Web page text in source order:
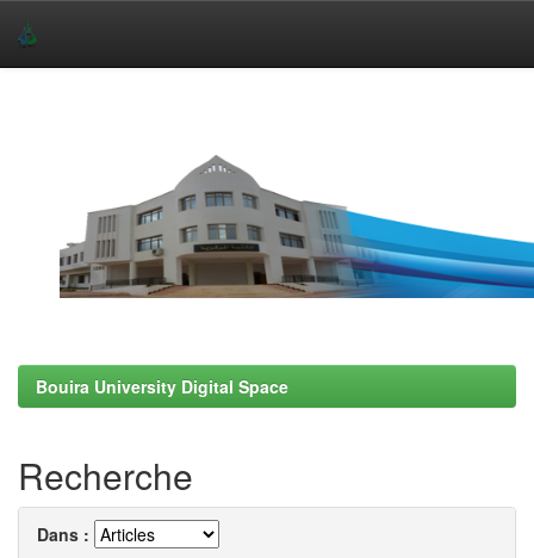
Bouira University Digital Space
Recherche
Dans :